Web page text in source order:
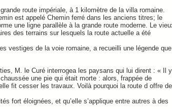
route impériale, à 1 kilomètre de la villa romaine.
est appelé Chemin ferré dans les anciens titres; le
une ligne parallèle à la grande route moderne. Le
des terrains sur lesquels la route actuelle a été
vestiges de la voie romaine, a recueilli une légende que
M. le Curé interrogea les paysans qui lui dirent : « Il y
une pie qui était morte : alors, frappée de
fit cesser les travaux. Voilà pourquoi la route d offre
fort éloignées, et qu’elle s’applique entre autres à des